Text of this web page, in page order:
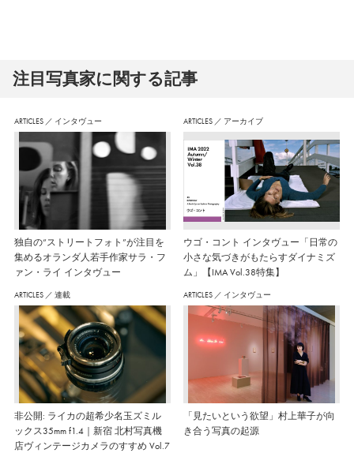
注⽬写真家に関する記事
ARTICLES ／ インタヴュー
独自の“ストリートフォト”が注目を
集めるオランダ人若手作家サラ・フ
ァン・ライ インタヴュー
ARTICLES ／ アーカイブ
ウゴ・コント インタヴュー「日常の
小さな気づきがもたらすダイナミズ
ム」【IMA Vol.38特集】
ARTICLES ／ 連載
非公開: ライカの超希少名玉ズミル
ックス35mm f1.4｜新宿 北村写真機
店ヴィンテージカメラのすすめ Vol.7
ARTICLES ／ インタヴュー
「見たいという欲望」村上華子が向
き合う写真の起源